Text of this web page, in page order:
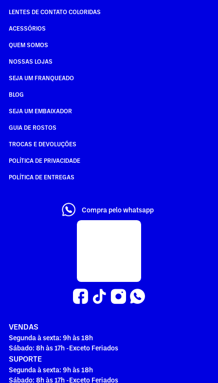
LENTES DE CONTATO COLORIDAS
ACESSÓRIOS
QUEM SOMOS
NOSSAS LOJAS
SEJA UM FRANQUEADO
BLOG
SEJA UM EMBAIXADOR
GUIA DE ROSTOS
TROCAS E DEVOLUÇÕES
POLÍTICA DE PRIVACIDADE
POLÍTICA DE ENTREGAS
Compra pelo whatsapp
VENDAS
Segunda à sexta: 9h às 18h
Sábado: 8h às 17h -Exceto Feriados
SUPORTE
Segunda à sexta: 9h às 18h
Sábado: 8h às 17h -Exceto Feriados